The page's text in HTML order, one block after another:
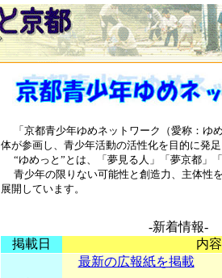
「京都青少年ゆめネットワーク（愛称：ゆ
体が参画し、青少年活動の活性化を目的に発
“ゆめっと”とは、「夢見る人」「夢京都」
青少年の限りない可能性と創造力、主体性
展開しています。
-新着情報-
掲載日
内容
最新の広報紙を掲載